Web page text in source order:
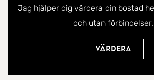
Jag hjälper dig värdera din bostad
och utan förbindelser.
Värdera